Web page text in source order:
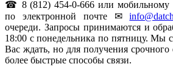
☎ 8 (812) 454-0-666 или мобильному
по электронной почте ✉
очереди. Запросы принимаются и
18:00 с понедельника по пятницу. Мы
Вас ждать, но для получения срочного
более быстрые способы связи.